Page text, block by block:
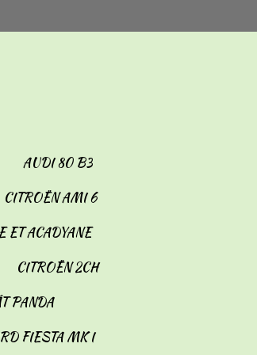
AUDI 80 B3
CITROËN AMI 6
ET ACADYANE
CITROËN 2CH
PANDA
FIESTA MK I